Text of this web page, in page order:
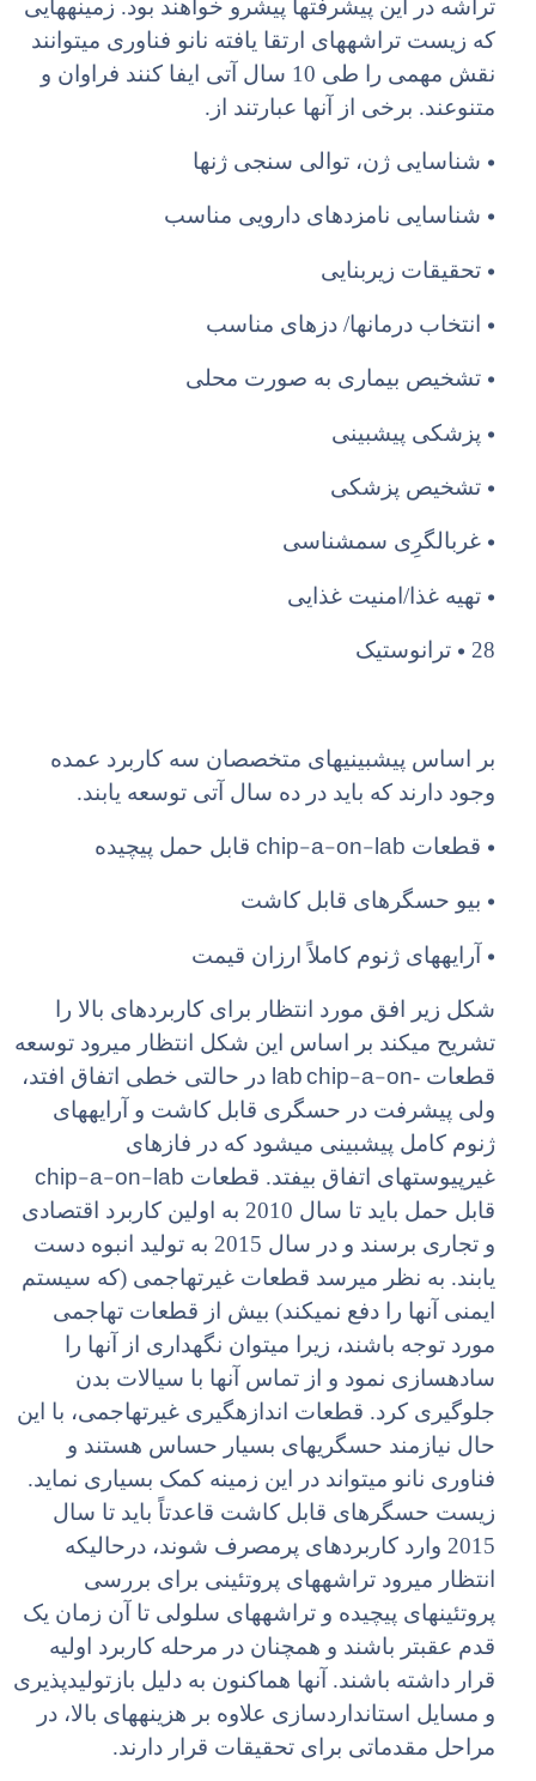
تراشه در این پیشرفتها پیشرو خواهند بود. زمینههایی
که زیست تراشههای ارتقا یافته نانو فناوری میتوانند
نقش مهمی را طی 10 سال آتی ایفا کنند فراوان و
متنوعند. برخی از آنها عبارتند از.
• شناسایی ژن، توالی سنجی ژنها
• شناسایی نامزدهای دارویی مناسب
• تحقیقات زیربنایی
• انتخاب درمانها/ دزهای مناسب
• تشخیص بیماری به صورت محلی
• پزشکی پیشبینی
• تشخیص پزشکی
• غربالگرِی سمشناسی
• تهیه غذا/امنیت غذایی
28
• ترانوستیک
بر اساس پیشبینیهای متخصصان سه کاربرد عمده
وجود دارند که باید در ده سال آتی توسعه یابند.
• قطعات chip-a-on-labقابل حمل پیچیده
• بیو حسگرهای قابل کاشت
• آرایههای ژنوم کاملاً ارزان قیمت
شکل زیر افق مورد انتظار برای کاربردهای بالا را
تشریح میکند بر اساس این شکل انتظار میرود توسعه
قطعات -lab chip-a-on در حالتی خطی اتفاق افتد،
ولی پیشرفت در حسگری قابل کاشت و آرایههای
ژنوم کامل پیشبینی میشود که در فازهای
غیرپیوستهای اتفاق بیفتد. قطعات chip-a-on-lab
قابل حمل باید تا سال 2010 به اولین کاربرد اقتصادی
و تجاری برسند و در سال 2015 به تولید انبوه دست
یابند. به نظر میرسد قطعات غیرتهاجمی (که سیستم
ایمنی آنها را دفع نمیکند) بیش از قطعات تهاجمی
مورد توجه باشند، زیرا میتوان نگهداری از آنها را
سادهسازی نمود و از تماس آنها با سیالات بدن
جلوگیری کرد. قطعات اندازهگیری غیرتهاجمی، با این
حال نیازمند حسگریهای بسیار حساس هستند و
فناوری نانو میتواند در این زمینه کمک بسیاری نماید.
زیست حسگرهای قابل کاشت قاعدتاً باید تا سال
2015 وارد کاربردهای پرمصرف شوند، درحالیکه
انتظار میرود تراشههای پروتئینی برای بررسی
پروتئینهای پیچیده و تراشههای سلولی تا آن زمان یک
قدم عقبتر باشند و همچنان در مرحله کاربرد اولیه
قرار داشته باشند. آنها هماکنون به دلیل بازتولیدپذیری
و مسایل استانداردسازی علاوه بر هزینههای بالا، در
مراحل مقدماتی برای تحقیقات قرار دارند.